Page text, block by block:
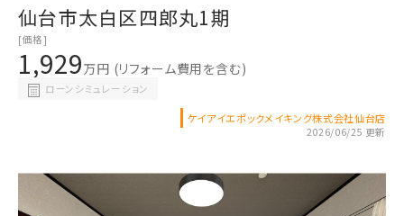
仙台市太白区四郎丸1期
[価格]
1,929万円 (リフォーム費用を含む)
ローンシミュレーション
ケイアイエポックメイキング株式会社仙台店
2026/06/25 更新